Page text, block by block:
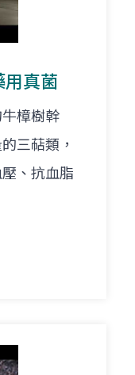
用真菌
樟樹幹
三萜類，
、抗血脂